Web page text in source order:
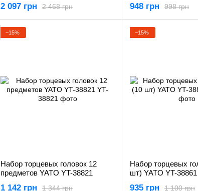
2 468 грн
2 097 грн 998 грн
948 грн
−15%
Набор торцевых головок 12
предметов YATO YT-38821
1 344 грн
1 142 грн
−15%
Набор торцевых
шт) YATO YT-38861
1 100 грн
935 грн